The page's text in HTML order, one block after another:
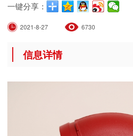
一键分享：
2021-8-27 6730
信息详情